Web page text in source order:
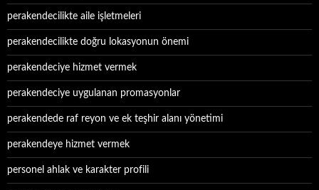
perakendecilikte aile işletmeleri
perakendecilikte doğru lokasyonun önemi
perakendeciye hizmet vermek
perakendeciye uygulanan promasyonlar
perakendede raf reyon ve ek teşhir alanı yönetimi
perakendeye hizmet vermek
personel ahlak ve karakter profili